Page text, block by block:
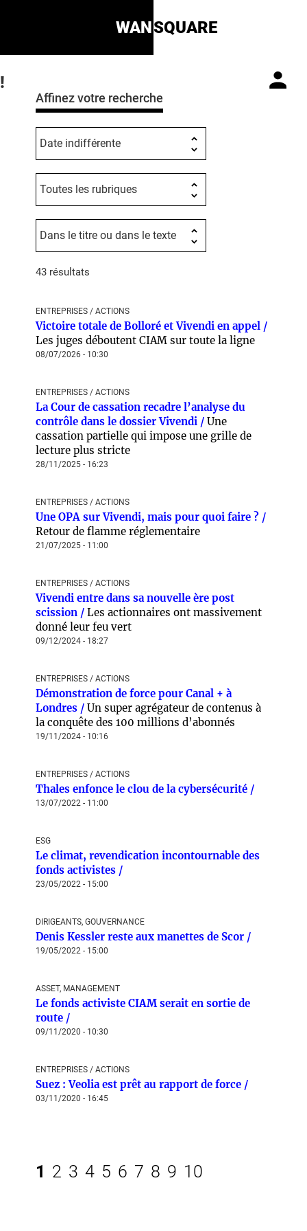
WANSQUARE
!
Affinez votre recherche
43 résultats
ENTREPRISES / ACTIONS
Victoire totale de Bolloré et Vivendi en appel /
Les juges déboutent CIAM sur toute la ligne
08/07/2026 - 10:30
ENTREPRISES / ACTIONS
La Cour de cassation recadre l’analyse du
contrôle dans le dossier Vivendi / Une
cassation partielle qui impose une grille de
lecture plus stricte
28/11/2025 - 16:23
ENTREPRISES / ACTIONS
Une OPA sur Vivendi, mais pour quoi faire ? /
Retour de flamme réglementaire
21/07/2025 - 11:00
ENTREPRISES / ACTIONS
Vivendi entre dans sa nouvelle ère post
scission / Les actionnaires ont massivement
donné leur feu vert
09/12/2024 - 18:27
ENTREPRISES / ACTIONS
Démonstration de force pour Canal + à
Londres / Un super agrégateur de contenus à
la conquête des 100 millions d’abonnés
19/11/2024 - 10:16
ENTREPRISES / ACTIONS
Thales enfonce le clou de la cybersécurité /
13/07/2022 - 11:00
ESG
Le climat, revendication incontournable des
fonds activistes /
23/05/2022 - 15:00
DIRIGEANTS, GOUVERNANCE
Denis Kessler reste aux manettes de Scor /
19/05/2022 - 15:00
ASSET, MANAGEMENT
Le fonds activiste CIAM serait en sortie de
route /
09/11/2020 - 10:30
ENTREPRISES / ACTIONS
Suez : Veolia est prêt au rapport de force /
03/11/2020 - 16:45
1 2 3 4 5 6 7 8 9 10